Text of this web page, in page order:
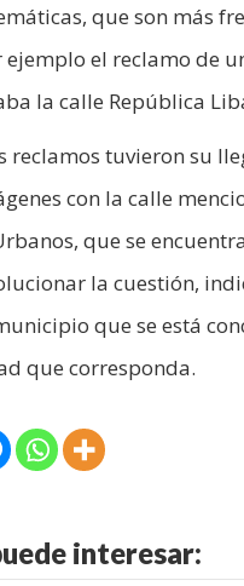
que son más
el reclamo de
la calle República
reclamos tuvieron su
con la calle
que se
la cuestión,
que se está
que corresponda.
interesar: